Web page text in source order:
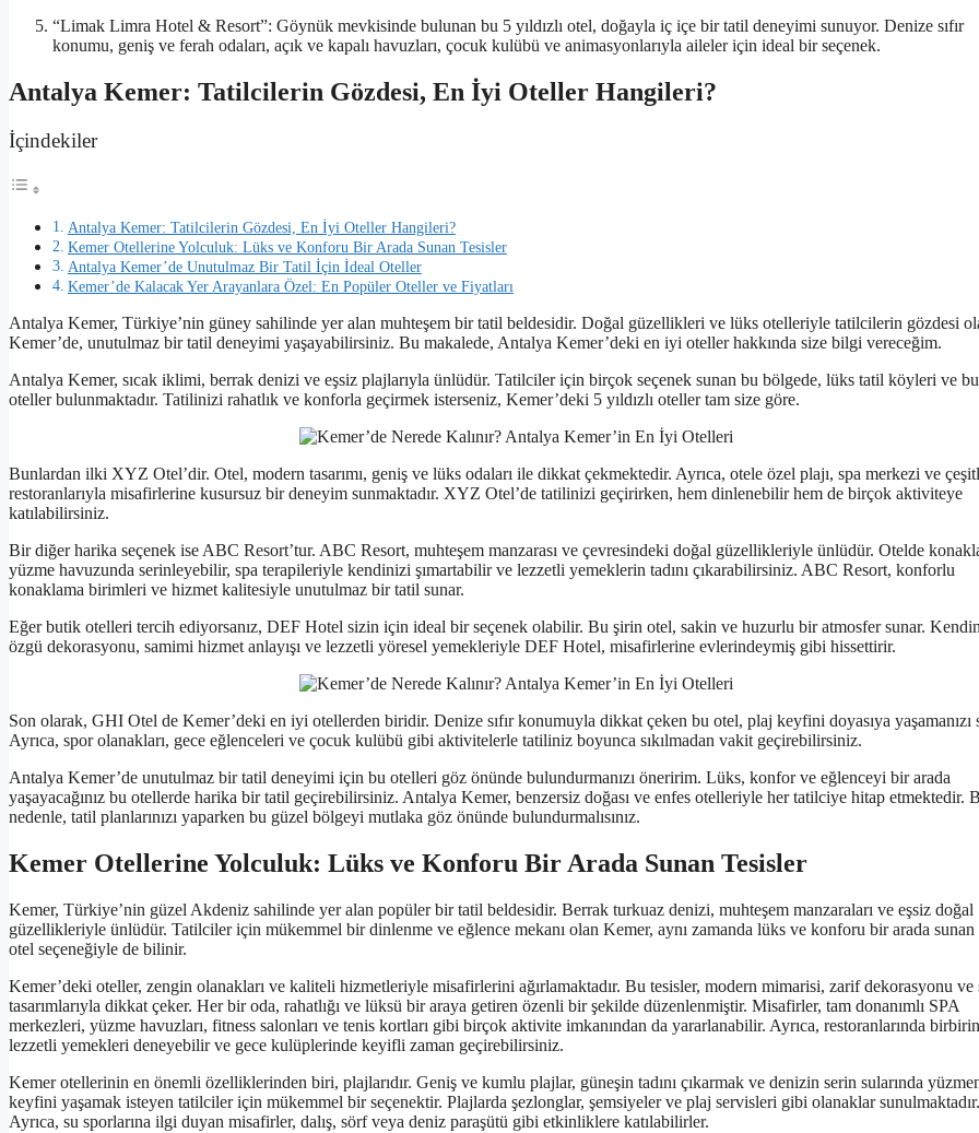
“Limak Limra Hotel & Resort”: Göynük mevkisinde bulunan bu 5 yıldızlı otel, doğayla iç içe bir tatil deneyimi sunuyor. Denize sıfır
konumu, geniş ve ferah odaları, açık ve kapalı havuzları, çocuk kulübü ve animasyonlarıyla aileler için ideal bir seçenek.
Antalya Kemer: Tatilcilerin Gözdesi, En İyi Oteller Hangileri?
İçindekiler
Antalya Kemer: Tatilcilerin Gözdesi, En İyi Oteller Hangileri?
Kemer Otellerine Yolculuk: Lüks ve Konforu Bir Arada Sunan Tesisler
Antalya Kemer’de Unutulmaz Bir Tatil İçin İdeal Oteller
Kemer’de Kalacak Yer Arayanlara Özel: En Popüler Oteller ve Fiyatları
Antalya Kemer, Türkiye’nin güney sahilinde yer alan muhteşem bir tatil beldesidir. Doğal güzellikleri ve lüks otelleriyle tatilcilerin gözdesi
Kemer’de, unutulmaz bir tatil deneyimi yaşayabilirsiniz. Bu makalede, Antalya Kemer’deki en iyi oteller hakkında size bilgi vereceğim.
Antalya Kemer, sıcak iklimi, berrak denizi ve eşsiz plajlarıyla ünlüdür. Tatilciler için birçok seçenek sunan bu bölgede, lüks tatil köyleri ve
oteller bulunmaktadır. Tatilinizi rahatlık ve konforla geçirmek isterseniz, Kemer’deki 5 yıldızlı oteller tam size göre.
Bunlardan ilki XYZ Otel’dir. Otel, modern tasarımı, geniş ve lüks odaları ile dikkat çekmektedir. Ayrıca, otele özel plajı, spa merkezi ve
restoranlarıyla misafirlerine kusursuz bir deneyim sunmaktadır. XYZ Otel’de tatilinizi geçirirken, hem dinlenebilir hem de birçok aktiviteye
katılabilirsiniz.
Bir diğer harika seçenek ise ABC Resort’tur. ABC Resort, muhteşem manzarası ve çevresindeki doğal güzellikleriyle ünlüdür. Otelde
yüzme havuzunda serinleyebilir, spa terapileriyle kendinizi şımartabilir ve lezzetli yemeklerin tadını çıkarabilirsiniz. ABC Resort, konforlu
konaklama birimleri ve hizmet kalitesiyle unutulmaz bir tatil sunar.
Eğer butik otelleri tercih ediyorsanız, DEF Hotel sizin için ideal bir seçenek olabilir. Bu şirin otel, sakin ve huzurlu bir atmosfer sunar.
özgü dekorasyonu, samimi hizmet anlayışı ve lezzetli yöresel yemekleriyle DEF Hotel, misafirlerine evlerindeymiş gibi hissettirir.
Son olarak, GHI Otel de Kemer’deki en iyi otellerden biridir. Denize sıfır konumuyla dikkat çeken bu otel, plaj keyfini doyasıya yaşamanızı
Ayrıca, spor olanakları, gece eğlenceleri ve çocuk kulübü gibi aktivitelerle tatiliniz boyunca sıkılmadan vakit geçirebilirsiniz.
Antalya Kemer’de unutulmaz bir tatil deneyimi için bu otelleri göz önünde bulundurmanızı öneririm. Lüks, konfor ve eğlenceyi bir arada
yaşayacağınız bu otellerde harika bir tatil geçirebilirsiniz. Antalya Kemer, benzersiz doğası ve enfes otelleriyle her tatilciye hitap etmektedir.
nedenle, tatil planlarınızı yaparken bu güzel bölgeyi mutlaka göz önünde bulundurmalısınız.
Kemer Otellerine Yolculuk: Lüks ve Konforu Bir Arada Sunan Tesisler
Kemer, Türkiye’nin güzel Akdeniz sahilinde yer alan popüler bir tatil beldesidir. Berrak turkuaz denizi, muhteşem manzaraları ve eşsiz doğal
güzellikleriyle ünlüdür. Tatilciler için mükemmel bir dinlenme ve eğlence mekanı olan Kemer, aynı zamanda lüks ve konforu bir arada
otel seçeneğiyle de bilinir.
Kemer’deki oteller, zengin olanakları ve kaliteli hizmetleriyle misafirlerini ağırlamaktadır. Bu tesisler, modern mimarisi, zarif dekorasyonu ve
tasarımlarıyla dikkat çeker. Her bir oda, rahatlığı ve lüksü bir araya getiren özenli bir şekilde düzenlenmiştir. Misafirler, tam donanımlı SPA
merkezleri, yüzme havuzları, fitness salonları ve tenis kortları gibi birçok aktivite imkanından da yararlanabilir. Ayrıca, restoranlarında
lezzetli yemekleri deneyebilir ve gece kulüplerinde keyifli zaman geçirebilirsiniz.
Kemer otellerinin en önemli özelliklerinden biri, plajlarıdır. Geniş ve kumlu plajlar, güneşin tadını çıkarmak ve denizin serin sularında
keyfini yaşamak isteyen tatilciler için mükemmel bir seçenektir. Plajlarda şezlonglar, şemsiyeler ve plaj servisleri gibi olanaklar sunulmaktadır.
Ayrıca, su sporlarına ilgi duyan misafirler, dalış, sörf veya deniz paraşütü gibi etkinliklere katılabilirler.